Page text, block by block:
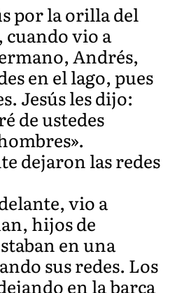
por la orilla del
cuando vio a
Andrés,
en el lago, pues
Jesús les dijo:
de ustedes
dejaron las redes
vio a
hijos de
en una
sus redes. Los
en la barca